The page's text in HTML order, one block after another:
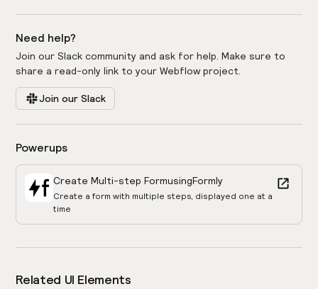
Need help?
Join our Slack community and ask for help. Make sure to
share a read-only link to your Webflow project.
Join our Slack
Powerups
Create Multi-step FormusingFormly
Create a form with multiple steps, displayed one at a
time
Related UI Elements